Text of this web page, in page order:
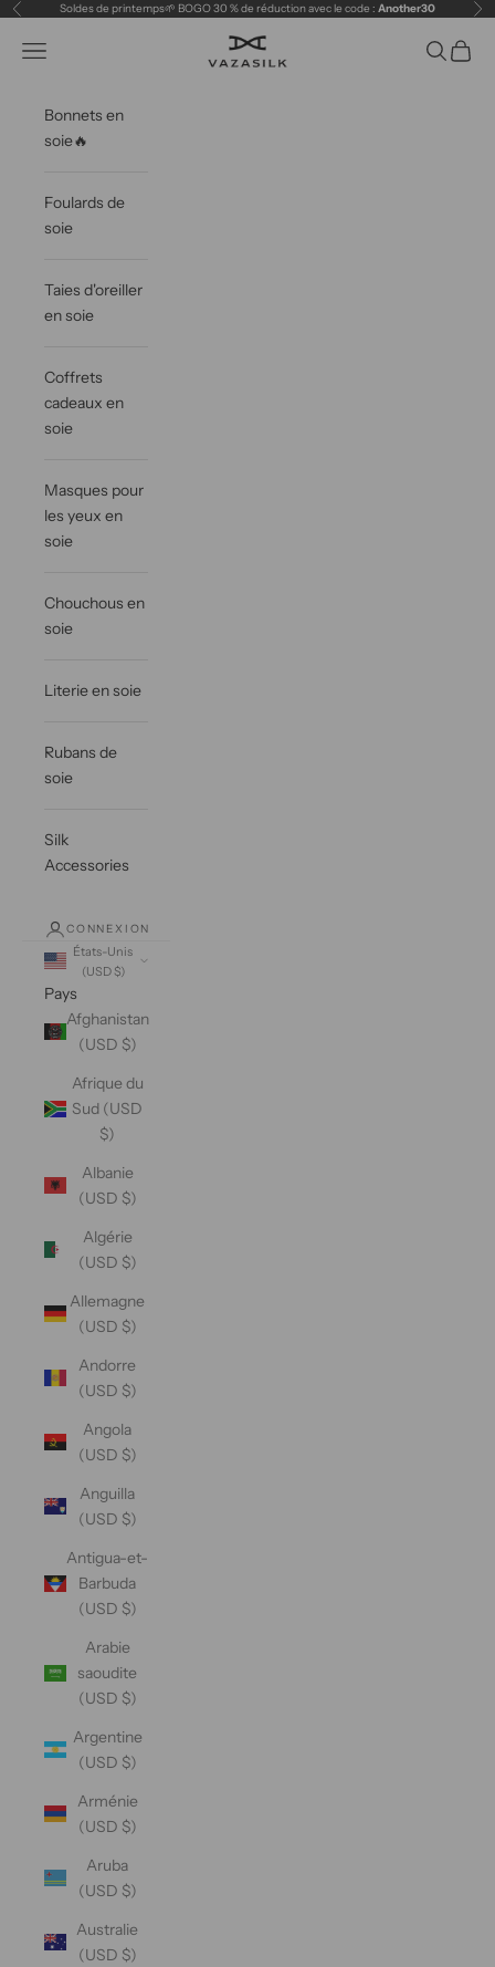
Passer au contenu
PrécédentSoldes de printemps🌱 BOGO 30 % de réduction avec le code : Another30
VAZASILK
Ouvrir la navigation Ouvrir la
Voir
Bonnets en
soie🔥
Foulards de
soie
Taies d'oreiller
en soie
Coffrets
cadeaux en
soie
Masques pour
les yeux en
soie
Chouchous en
soie
Literie en soie
Rubans de
soie
Silk
Accessories
CONNEXION
États-Unis
(USD $)
Pays
Afghanistan
(USD $)
Afrique du
Sud (USD
$)
Albanie
(USD $)
Algérie
(USD $)
Allemagne
(USD $)
Andorre
(USD $)
Angola
(USD $)
Anguilla
(USD $)
Antigua-et-
Barbuda
(USD $)
Arabie
saoudite
(USD $)
Argentine
(USD $)
Arménie
(USD $)
Aruba
(USD $)
Australie
(USD $)